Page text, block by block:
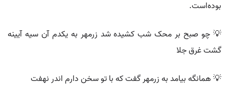
بوده‌است.
💡 چو صبح بر محک شب کشیده شد زرمهر به یکدم آن سیه آیینه
گشت غرق جلا
💡 همانگه بیامد به زرمهر گفت که با تو سخن دارم اندر نهفت